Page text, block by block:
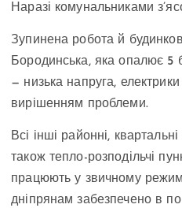
Наразі комунальниками
Зупинена робота й
Бородинська, яка опалює 5
— низька напруга,
вирішенням проблеми.
Всі інші районні,
також тепло-розподільчі
працюють у звичному
дніпрянам забезпечено в